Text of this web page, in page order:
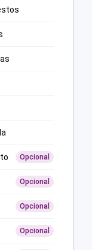
Opcional
Opcional
Opcional
Opcional